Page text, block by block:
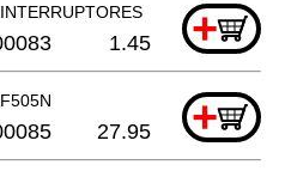
+
1.45
+
27.95